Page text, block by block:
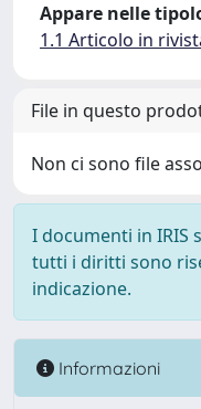
Appare nelle
1.1 Articolo in
File in questo
Non ci sono file
I documenti in IRIS
tutti i diritti sono
indicazione.
Informazioni